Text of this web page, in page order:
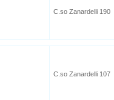
C.so Zanardelli 190
C.so Zanardelli 107